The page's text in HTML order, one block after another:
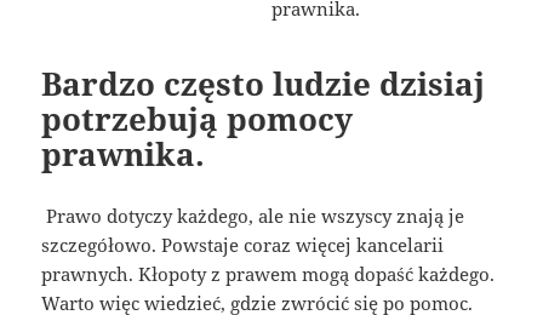
Bardzo często ludzie dzisiaj
potrzebują pomocy
prawnika.
Prawo dotyczy każdego, ale nie wszyscy znają je
szczegółowo. Powstaje coraz więcej kancelarii
prawnych. Kłopoty z prawem mogą dopaść każdego.
Warto więc wiedzieć, gdzie zwrócić się po pomoc.